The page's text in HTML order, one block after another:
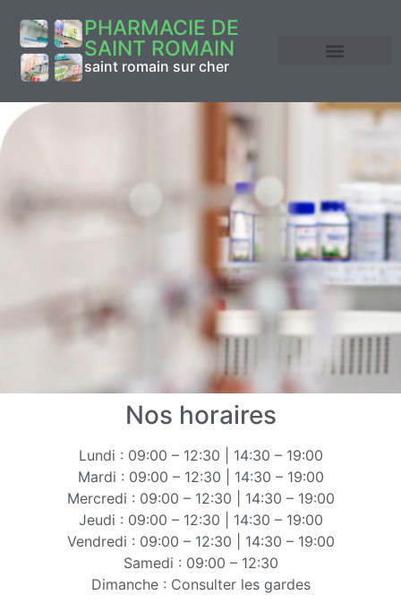
PHARMACIE DE
SAINT ROMAIN
saint romain sur cher
Nos horaires
Lundi : 09:00 – 12:30 | 14:30 – 19:00
Mardi : 09:00 – 12:30 | 14:30 – 19:00
Mercredi : 09:00 – 12:30 | 14:30 – 19:00
Jeudi : 09:00 – 12:30 | 14:30 – 19:00
Vendredi : 09:00 – 12:30 | 14:30 – 19:00
Samedi : 09:00 – 12:30
Dimanche : Consulter les gardes